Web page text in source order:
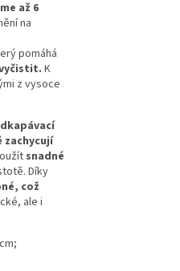
až 6
na
pomáhá
K
z vysoce
zachycují
snadné
Díky
což
ale i